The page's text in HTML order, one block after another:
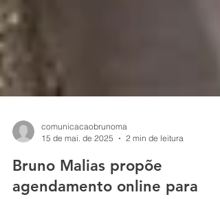
comunicacaobrunoma
15 de mai. de 2025
2 min de leitura